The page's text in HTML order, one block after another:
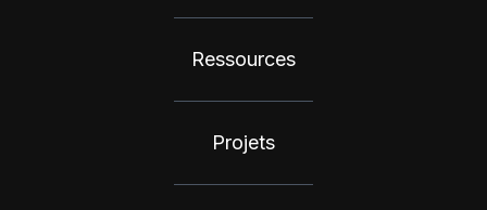
Ressources
Projets